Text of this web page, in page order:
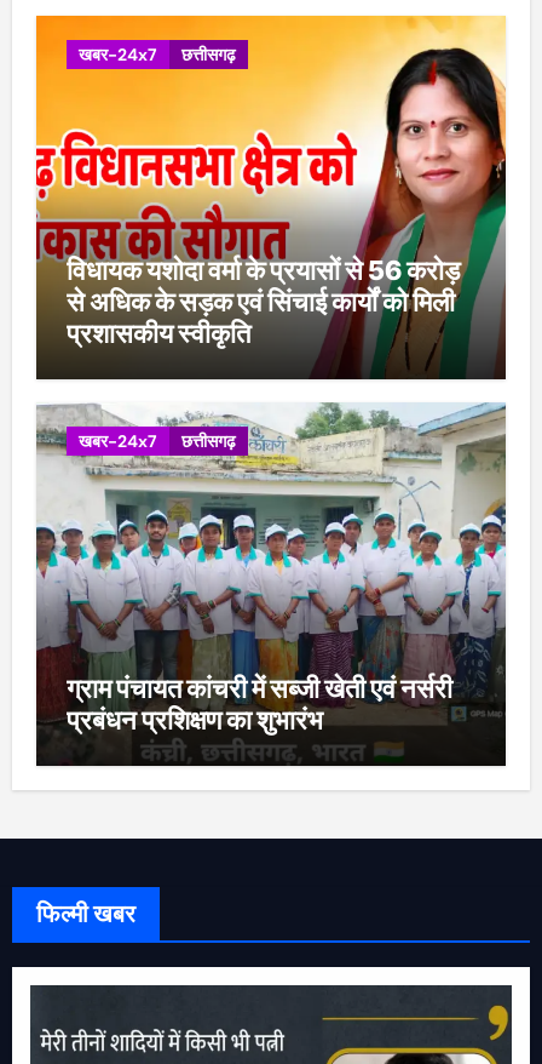
खबर-24x7 छत्तीसगढ़
विधायक यशोदा वर्मा के प्रयासों से 56 करोड़
से अधिक के सड़क एवं सिंचाई कार्यों को मिली
प्रशासकीय स्वीकृति
खबर-24x7 छत्तीसगढ़
ग्राम पंचायत कांचरी में सब्जी खेती एवं नर्सरी
प्रबंधन प्रशिक्षण का शुभारंभ
फिल्मी खबर